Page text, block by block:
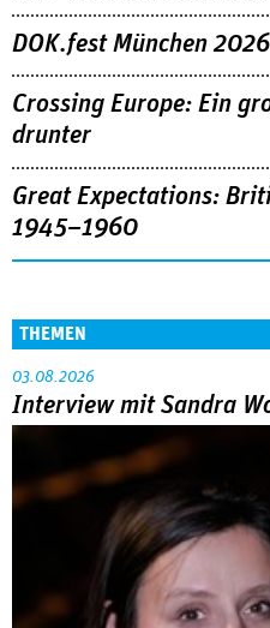
DOK.fest München 2026
Crossing Europe: Ein
drunter
Great Expectations:
1945–1960
THEMEN
03.08.2026
Interview mit Sandra